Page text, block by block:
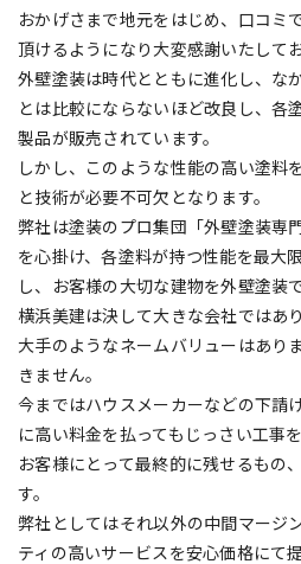
おかげさまで地元をはじめ、口コミ
頂けるようになり大変感謝いたして
外壁塗装は時代とともに進化し、な
とは比較にならないほど改良し、各
製品が販売されています。
しかし、このような性能の高い塗料
と技術が必要不可欠となります。
弊社は塗装のプロ集団「外壁塗装専
を心掛け、各塗料が持つ性能を最大
し、お客様の大切な建物を外壁塗装
横浜美建は決して大きな会社ではあ
大手のようなネームバリューはあり
きません。
今まではハウスメーカーなどの下請
に高い料金を払ってもじっさい工事
お客様にとって最終的に残せるもの
す。
弊社としてはそれ以外の中間マージ
ティの高いサービスを安心価格にて